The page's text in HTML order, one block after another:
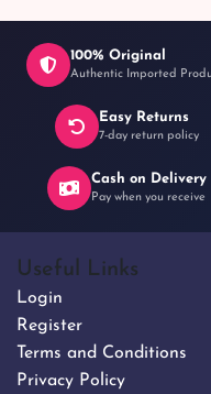
100% Original
Authentic Imported
Easy Returns
7-day return policy
Cash on Delivery
Pay when you receive
Useful Links
Login
Register
Terms and Conditions
Privacy Policy